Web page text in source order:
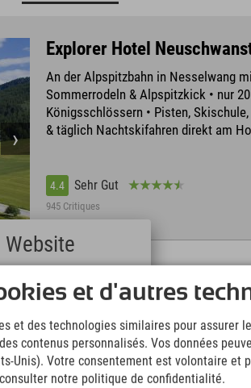
Explorer Hotel
An der Alpspitzbahn in Nesselwang
Sommerrodeln & Alpspitzkick • nur
Königsschlössern • Pisten,
& täglich Nachtskifahren direkt am
4.4 Sehr Gut
945 Critiques
Explorer Hotel Montafon
Piz Buin, Silvretta-Montafon mit 300
Silvretta Hochalpenstraße • direkt
Beach, 270 km Bikestrecke
et d'autres
et des technologies similaires pour assurer
contenus personnalisés. Vos données
Unis). Votre consentement est volontaire et
notre politique de confidentialité.
Website
Deutsch
(German)
(English)
Italiano
(Italian)
Čeština